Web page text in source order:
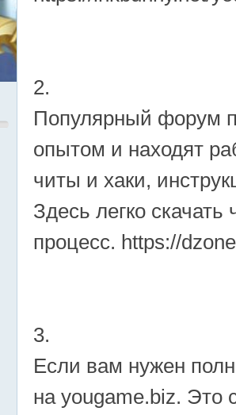
2.
Популярный форум
опытом и находят
читы и хаки,
Здесь легко
процесс. https://
3.
Если вам нужен
на yougame.biz. Это